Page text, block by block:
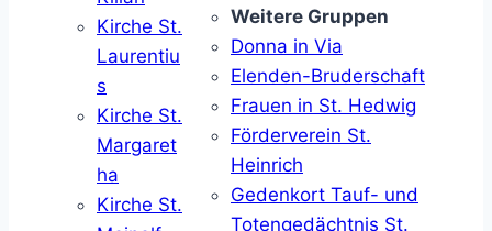
Kirche St.
Laurentiu
s
Kirche St.
Margaret
ha
Kirche St.
Weitere Gruppen
Donna in Via
Elenden-Bruderschaft
Frauen in St. Hedwig
Förderverein St.
Heinrich
Gedenkort Tauf- und
Totengedächtnis St.